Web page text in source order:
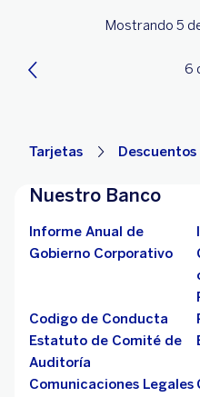
6
Mostrando 5
Tarjetas Descuentos
Nuestro Banco
Informe Anual de
Gobierno Corporativo
Codigo de Conducta
Estatuto de Comité de
Auditoría
Comunicaciones Legales